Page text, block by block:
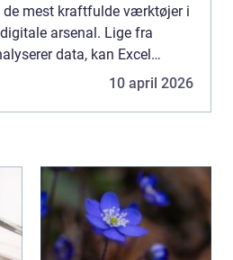
de mest kraftfulde værktøjer i
arsenal. Lige fra
data, kan Excel
og...
10 april 2026